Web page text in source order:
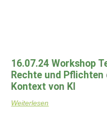
16.07.24 Workshop
Rechte und
Kontext von KI
Weiterlesen